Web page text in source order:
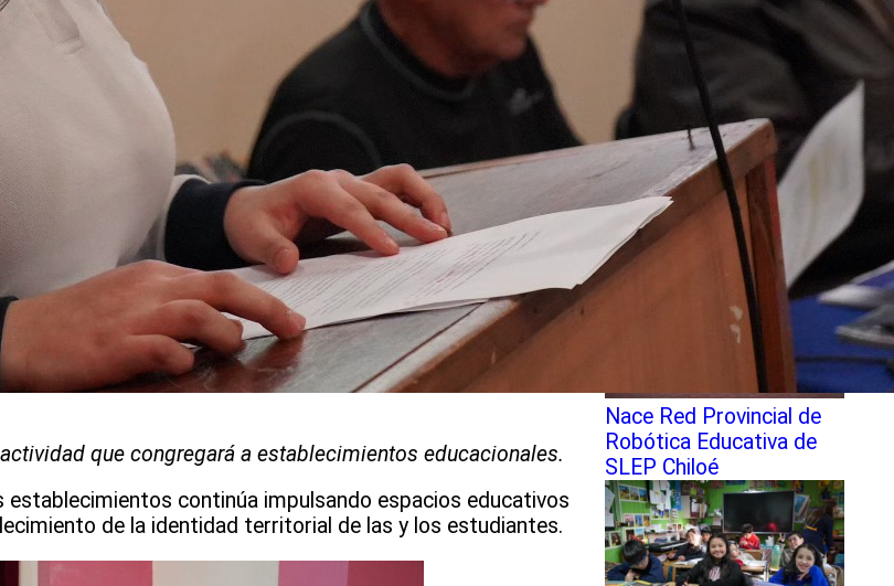
que congregará a establecimientos educacionales.
establecimientos continúa impulsando espacios educativos
de la identidad territorial de las y los estudiantes.
SLEP Chiloé activa
promoción de la Salud en
establecimientos a
través de alianza con
Autoridad Sanitaria
Nace Red Provincial de
Robótica Educativa de
SLEP Chiloé